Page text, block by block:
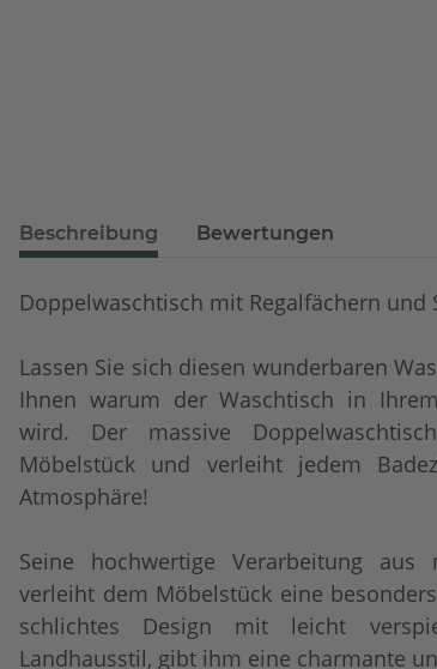
Beschreibung Bewertungen
Doppelwaschtisch mit Regalfächern und
Lassen Sie sich diesen wunderbaren
Ihnen warum der Waschtisch in
wird. Der massive
Möbelstück und verleiht jedem
Atmosphäre!
Seine hochwertige Verarbeitung aus
verleiht dem Möbelstück eine
schlichtes Design mit leicht
Landhausstil, gibt ihm eine charmante